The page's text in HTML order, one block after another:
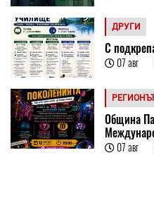
ДРУГИ
С
07 авг
Община
07 авг